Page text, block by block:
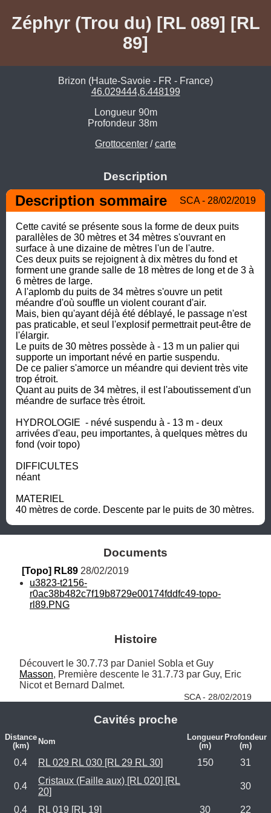
Zéphyr (Trou du) [RL 089] [RL
89]
Brizon (Haute-Savoie - FR - France)
46.029444,6.448199
Longueur 90m
Profondeur 38m
Grottocenter /carte
Description
Description sommaire SCA - 28/02/2019
Cette cavité se présente sous la forme de deux puits
parallèles de 30 mètres et 34 mètres s'ouvrant en
surface à une dizaine de mètres l'un de l'autre.
Ces deux puits se rejoignent à dix mètres du fond et
forment une grande salle de 18 mètres de long et de 3 à
6 mètres de large.
A l'aplomb du puits de 34 mètres s'ouvre un petit
méandre d'où souffle un violent courant d'air.
Mais, bien qu'ayant déjà été déblayé, le passage n'est
pas praticable, et seul l'explosif permettrait peut-être de
l'élargir.
Le puits de 30 mètres possède à - 13 m un palier qui
supporte un important névé en partie suspendu.
De ce palier s'amorce un méandre qui devient très vite
trop étroit.
Quant au puits de 34 mètres, il est l'aboutissement d'un
méandre de surface très étroit.
HYDROLOGIE  - névé suspendu à - 13 m - deux
arrivées d'eau, peu importantes, à quelques mètres du
fond (voir topo)
DIFFICULTES
néant
MATERIEL
40 mètres de corde. Descente par le puits de 30 mètres.
Documents
[Topo] RL89 28/02/2019
u3823-t2156-
r0ac38b482c7f19b8729e00174fddfc49-topo-
rl89.PNG
Histoire
Masson, Première descente le 31.7.73 par Guy, Eric
Nicot et Bernard Dalmet.
SCA - 28/02/2019
Cavités proche
Distance
(km)
Nom
Longueur
(m)
Profondeur
(m)
0.4 RL 029 RL 030 [RL 29 RL 30] 150 31
0.4
Cristaux (Faille aux) [RL 020] [RL
20]
30
0.4 RL 019 [RL 19] 30 22